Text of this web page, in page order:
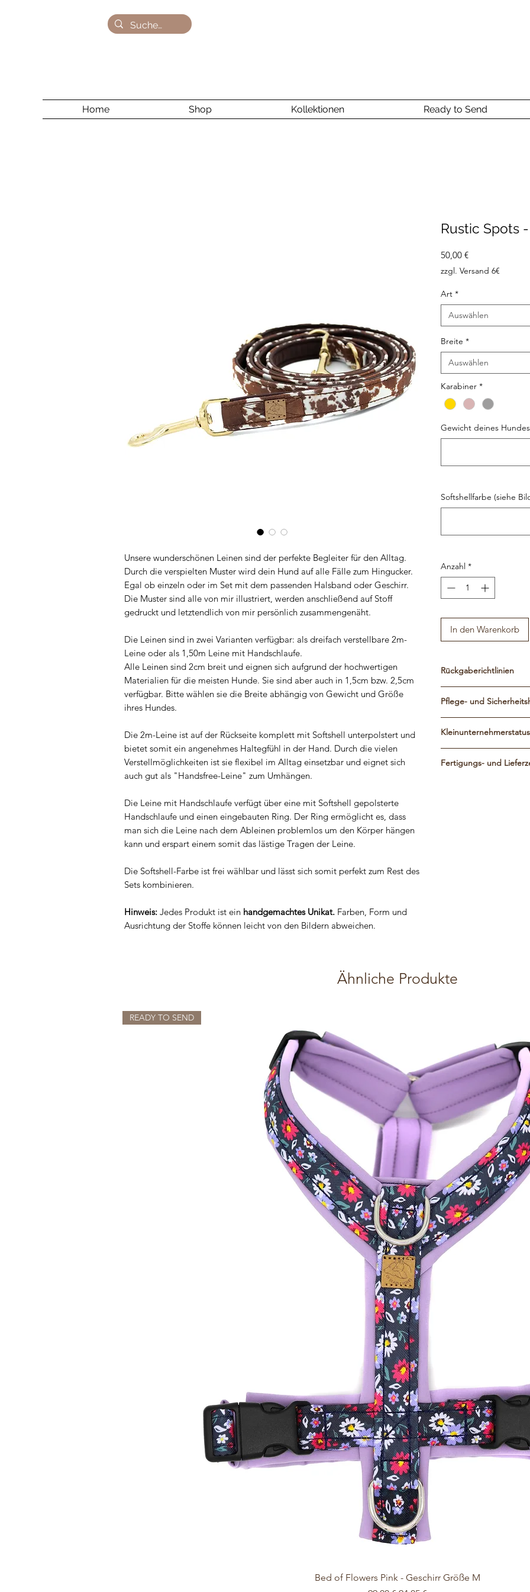
Home Shop Kollektionen Ready to Send
Unsere wunderschönen Leinen sind der perfekte Begleiter für den Alltag.
Durch die verspielten Muster wird dein Hund auf alle Fälle zum Hingucker.
Egal ob einzeln oder im Set mit dem passenden Halsband oder Geschirr.
Die Muster sind alle von mir illustriert, werden anschließend auf Stoff
gedruckt und letztendlich von mir persönlich zusammengenäht.
Die Leinen sind in zwei Varianten verfügbar: als dreifach verstellbare 2m-
Leine oder als 1,50m Leine mit Handschlaufe.
Alle Leinen sind 2cm breit und eignen sich aufgrund der hochwertigen
Materialien für die meisten Hunde. Sie sind aber auch in 1,5cm bzw. 2,5cm
verfügbar. Bitte wählen sie die Breite abhängig von Gewicht und Größe
ihres Hundes.
Die 2m-Leine ist auf der Rückseite komplett mit Softshell unterpolstert und
bietet somit ein angenehmes Haltegfühl in der Hand. Durch die vielen
Verstellmöglichkeiten ist sie flexibel im Alltag einsetzbar und eignet sich
auch gut als "Handsfree-Leine" zum Umhängen.
Die Leine mit Handschlaufe verfügt über eine mit Softshell gepolsterte
Handschlaufe und einen eingebauten Ring. Der Ring ermöglicht es, dass
man sich die Leine nach dem Ableinen problemlos um den Körper hängen
kann und erspart einem somit das lästige Tragen der Leine.
Die Softshell-Farbe ist frei wählbar und lässt sich somit perfekt zum Rest des
Sets kombinieren.
Hinweis:Jedes Produkt ist ein handgemachtes Unikat.Farben, Form und
Ausrichtung der Stoffe können leicht von den Bildern abweichen.
Rustic Spots
50,00 €Preis
zzgl. Versand 6€
Art *
Auswählen
Breite *
Auswählen
Karabiner *
Gewicht deines Hundes
Softshellfarbe (siehe
Anzahl *
In den Warenkorb
Rückgaberichtlinien
und Angaben gefertigt,
Einzelstück und vom
Produkt wird per Hand
Reklamationsgrund ist.
Pflege- und
Geschirre, Halsbänder
wasser- und
daher hervorragend für
sollten regelmäßig auf
gemacht. Die
Bedürfnisse von
und die dazugehörige
individuelle Bestellung
Gebrauch/
werden. Die Bruchlast
bestimmt.
Die Produkte sollten
von Kindern
Kleinunternehmerstatus
gem. § 19 UStG nicht
Fertigungs- und
Ähnliche Produkte
Schnellansicht
READY TO SEND
Bed of Flowers Pink - Geschirr Größe M